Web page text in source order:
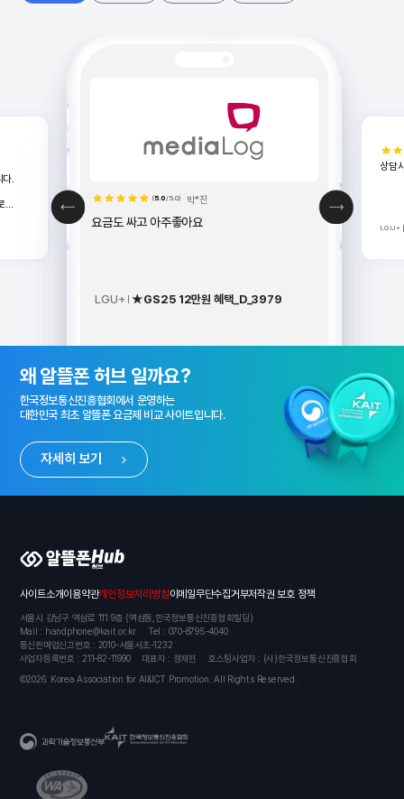
다.
(5.0/5.0) 박*진
요금도 싸고 아주좋아요
LGU+ ★GS25 12만원 혜택_D_3979
상담
LGU+
왜 알뜰폰 허브 일까요?
한국정보통신진흥협회에서 운영하는
대한민국 최초 알뜰폰 요금제 비교 사이트입니다.
자세히 보기
알뜰폰 허브
사이트소개이용약관개인정보처리방침이메일무단수집거부저작권 보호 정책
서울시 강남구 역삼로 111 9층 (역삼동,한국정보통신진흥협회빌딩)
Mail : handphone@kait.or.kr
Tel : 070-8795-4040
통신판매업신고번호 : 2010-서울서초-1232
사업자등록번호 : 211-82-11990
대표자 : 정재헌
호스팅사업자 : (사)한국정보통신진흥협회
Ⓒ2026. Korea Association for AI&ICT Promotion. All Rights Reserved.
KAIT 한국정보통신진흥협회